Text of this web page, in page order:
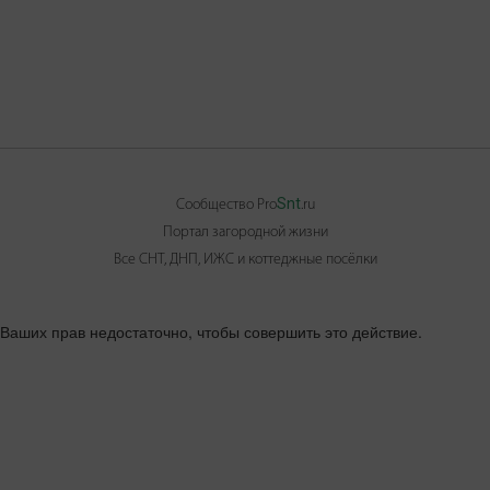
Сообщество ProSnt.ru
Портал загородной жизни
Все СНТ, ДНП, ИЖС и коттеджные посёлки
Ваших прав недостаточно, чтобы совершить это действие.